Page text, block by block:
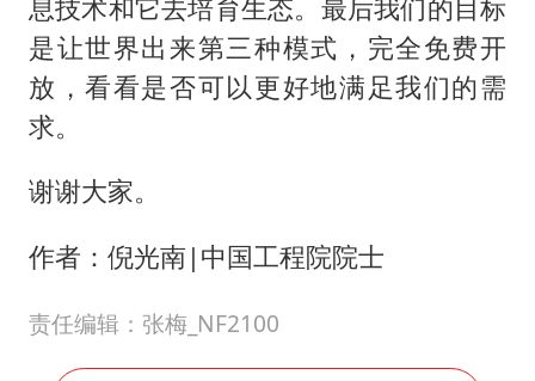
息技术和它去培育生态。最后我们的目标
是让世界出来第三种模式，完全免费开
放，看看是否可以更好地满足我们的需
求。
谢谢大家。
作者：倪光南|中国工程院院士
责任编辑：张梅_NF2100